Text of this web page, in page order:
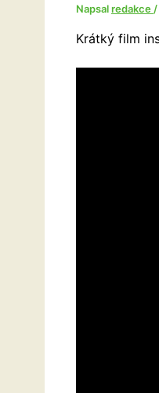
Napsalredakce /
Krátký film